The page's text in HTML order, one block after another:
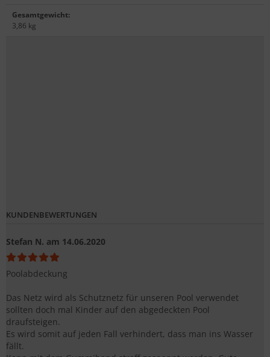
Gesamtgewicht:
3,86 kg
KUNDENBEWERTUNGEN
Stefan N. am 14.06.2020
Poolabdeckung
Das Netz wird als Schutznetz für unseren Pool verwendet
sollten doch mal Kinder auf den abgedeckten Pool
draufsteigen.
Es wird somit auf jeden Fall verhindert, dass man ins Wasser
fällt.